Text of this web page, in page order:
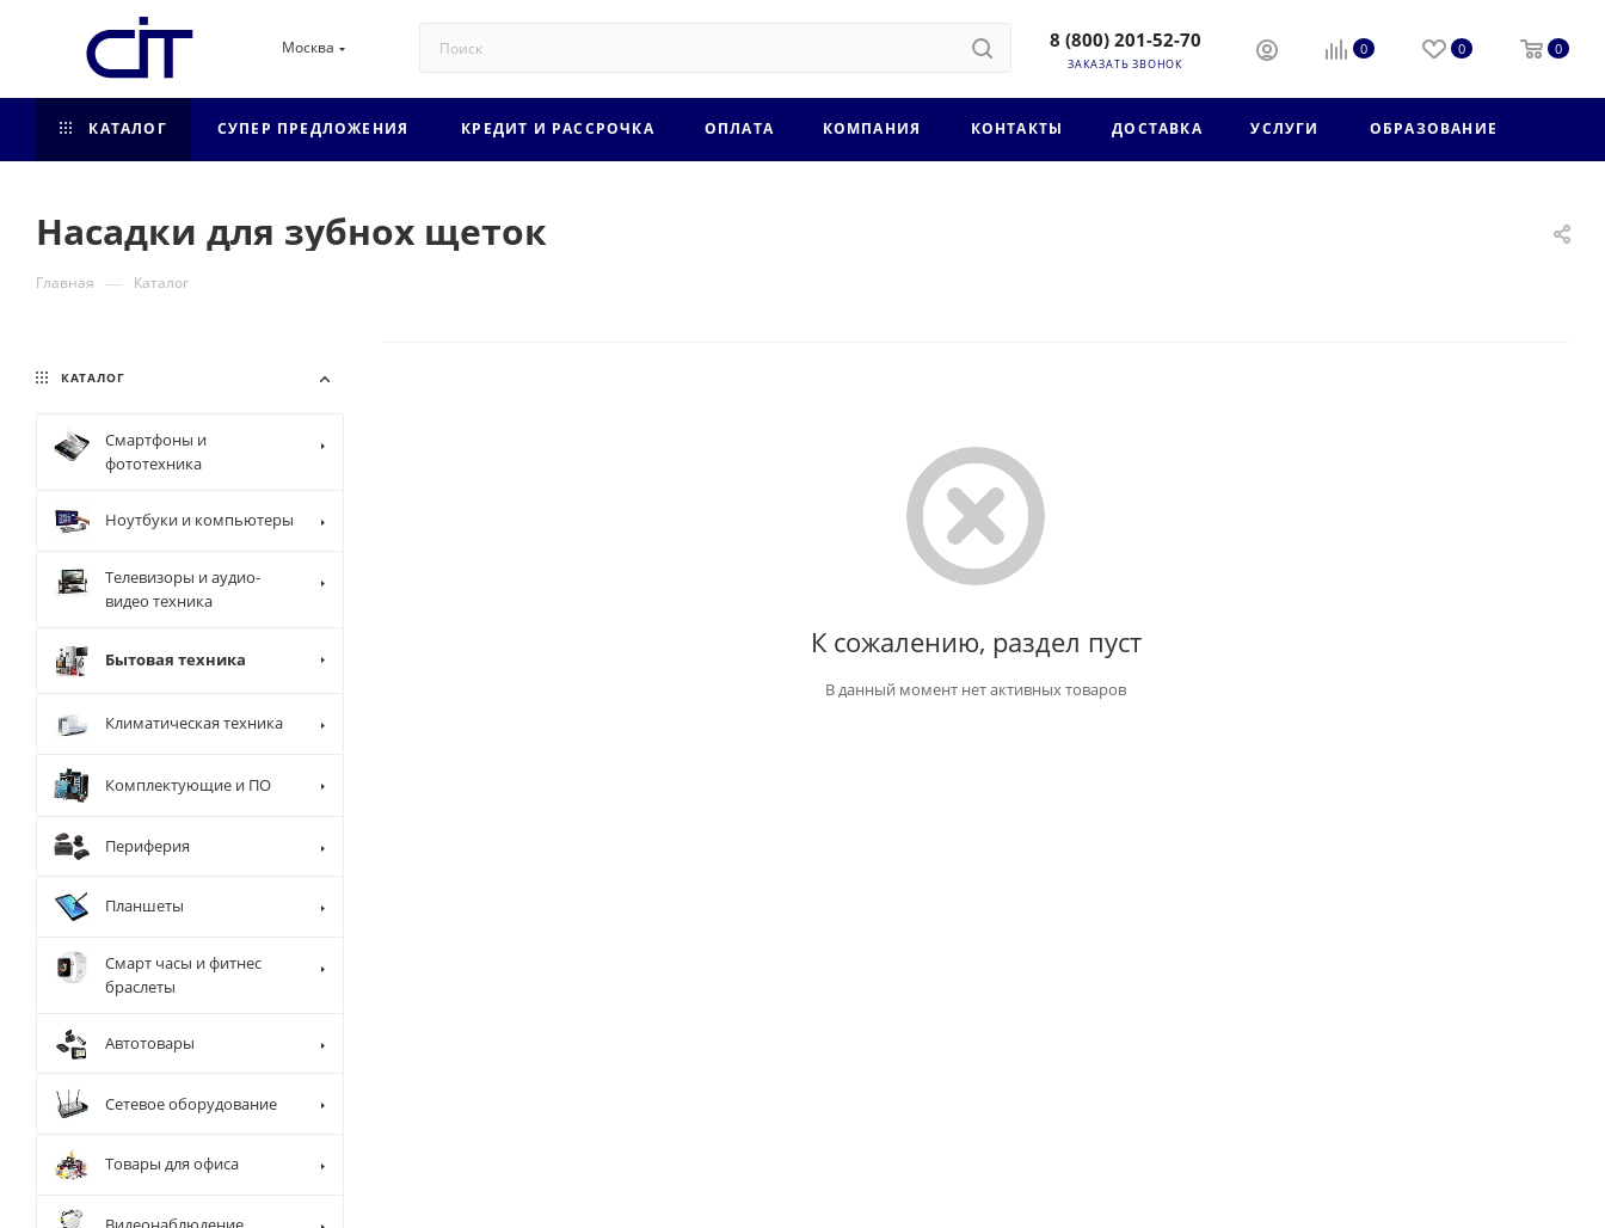
Москва 8 (800) 201-52-70
ЗАКАЗАТЬ ЗВОНОК
0 0 0
КАТАЛОГ СУПЕР ПРЕДЛОЖЕНИЯ КРЕДИТ И РАССРОЧКА ОПЛАТА КОМПАНИЯ КОНТАКТЫ ДОСТАВКА УСЛУГИ ОБРАЗОВАНИЕ
Насадки для зубнох щеток
Главная — Каталог
К сожалению, раздел пуст
В данный момент нет активных товаров
КАТАЛОГ
Смартфоны и
фототехника
Ноутбуки и компьютеры
Телевизоры и аудио-
видео техника
Бытовая техника
Климатическая техника
Комплектующие и ПО
Периферия
Планшеты
Смарт часы и фитнес
браслеты
Автотовары
Сетевое оборудование
Товары для офиса